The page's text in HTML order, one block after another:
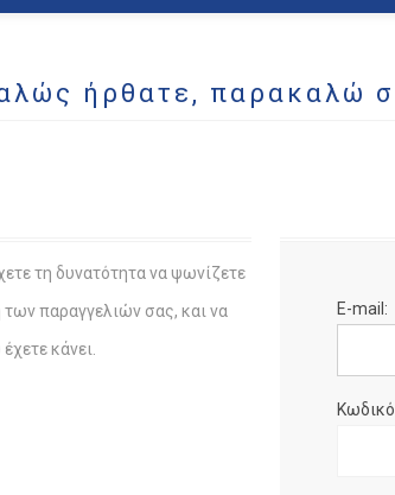
ήρθατε, παρακαλώ
τη δυνατότητα να ψωνίζετε
των παραγγελιών σας, και να
κάνει.
E-mail: